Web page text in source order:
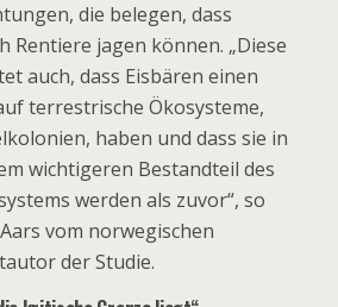
die belegen, dass
Rentiere jagen können. „Diese
auch, dass Eisbären einen
terrestrische Ökosysteme,
haben und dass sie in
wichtigeren Bestandteil des
werden als zuvor“, so
vom norwegischen
der Studie.